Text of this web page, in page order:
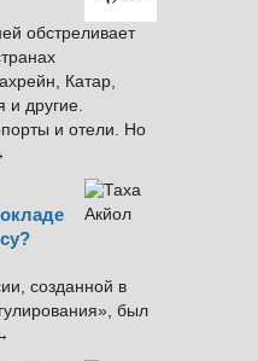
обстреливает
Катар,
и другие.
и отели. Но
созданной в
был